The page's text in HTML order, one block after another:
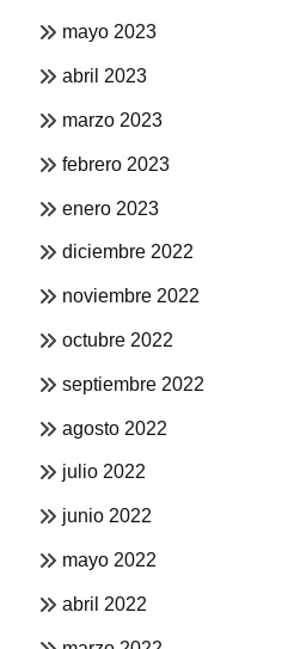
mayo 2023
abril 2023
marzo 2023
febrero 2023
enero 2023
diciembre 2022
noviembre 2022
octubre 2022
septiembre 2022
agosto 2022
julio 2022
junio 2022
mayo 2022
abril 2022